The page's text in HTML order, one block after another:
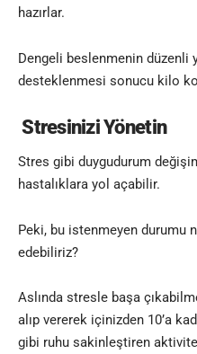
hazırlar.
Dengeli beslenmenin düzenli
desteklenmesi sonucu kilo
Stresinizi Yönetin
Stres gibi duygudurum
hastalıklara yol açabilir.
Peki, bu istenmeyen durumu
edebiliriz?
Aslında stresle başa
alıp vererek içinizden 10’a
gibi ruhu sakinleştiren